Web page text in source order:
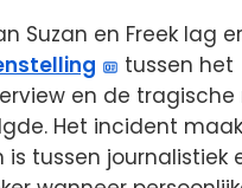
Suzan en Freek lag
tussen het
en de tragische
Het incident
is tussen journalistiek